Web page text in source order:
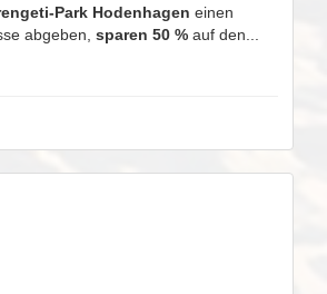
Park Hodenhagen einen
abgeben, sparen 50 % auf den...